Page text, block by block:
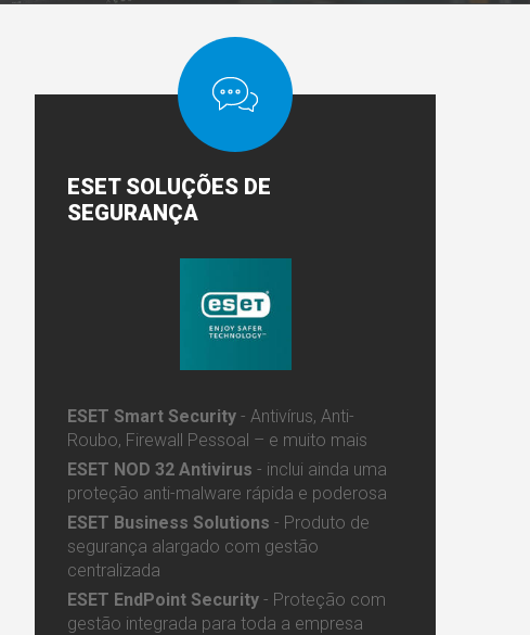
ESETSOLUÇÕES DE
SEGURANÇA
ESET Smart Security - Antivírus, Anti-
Roubo, Firewall Pessoal – e muito mais
ESET NOD 32 Antivirus - inclui ainda uma
proteção anti-malware rápida e poderosa
ESET Business Solutions - Produto de
segurança alargado com gestão
centralizada
ESET EndPoint Security - Proteção com
gestão integrada para toda a empresa